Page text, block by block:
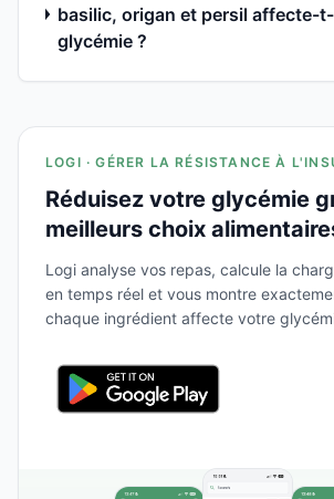
basilic, origan et persil affecte-
glycémie ?
LOGI · GÉRER LA RÉSISTANCE À
Réduisez votre glycémie
meilleurs choix
Logi analyse vos repas, calcule la
en temps réel et vous montre
chaque ingrédient affecte votre